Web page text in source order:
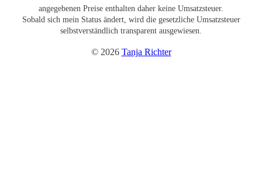
angegebenen Preise enthalten daher keine Umsatzsteuer.
Sobald sich mein Status ändert, wird die gesetzliche Umsatzsteuer
selbstverständlich transparent ausgewiesen.
© 2026 Tanja Richter